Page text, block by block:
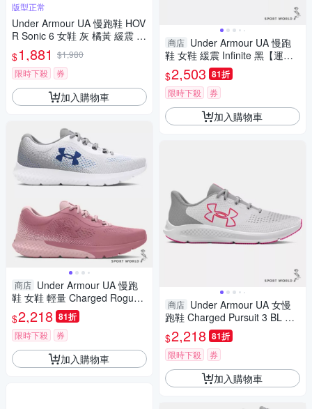
版型正常
Under Armour UA 慢跑鞋 HOV
R Sonic 6 女鞋 灰 橘黃 緩震 運
動鞋 UA 3026128106
$1,881 $1,980
限時下殺
券
加入購物車
商店 Under Armour UA 慢跑
鞋 女鞋 輕量 Charged Rogue
4【運動世界】3027005-103/3
027005-600
$2,218 81折
限時下殺 券
加入購物車
商店 Under Armour UA 慢跑
鞋 女鞋 緩震 Infinite 黑【運動
世界】3027524-001
$2,503 81折
限時下殺 券
加入購物車
商店 Under Armour UA 女慢
跑鞋 Charged Pursuit 3 BL 灰
【運動世界】3026523-106
$2,218 81折
限時下殺 券
加入購物車